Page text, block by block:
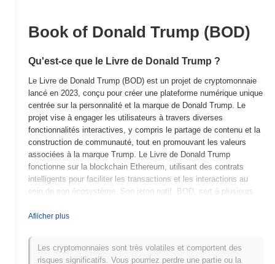
Book of Donald Trump (BOD)
Qu'est-ce que le Livre de Donald Trump ?
Le Livre de Donald Trump (BOD) est un projet de cryptomonnaie
lancé en 2023, conçu pour créer une plateforme numérique unique
centrée sur la personnalité et la marque de Donald Trump. Le
projet vise à engager les utilisateurs à travers diverses
fonctionnalités interactives, y compris le partage de contenu et la
construction de communauté, tout en promouvant les valeurs
associées à la marque Trump. Le Livre de Donald Trump
fonctionne sur la blockchain Ethereum, utilisant des contrats
intelligents pour faciliter les transactions et les interactions au
sein de son écosystème. Son jeton natif, BOD, sert à plusieurs
gouvernance et l'accès à du contenu et des fonctionnalités
Donald Trump, c'est son accent sur l'exploitation de l'influence
culturelle et politique de Donald Trump pour créer une
Afiicher plus
Les cryptomonnaies sont très volatiles et comportent des
risques significatifs. Vous pourriez perdre une partie ou la